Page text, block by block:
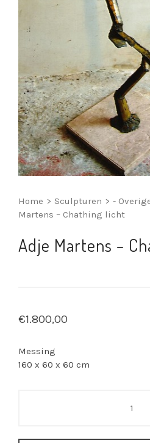
Home > Sculpturen > -
Martens – Chathing licht
Adje Martens –
€1.800,00
Messing
160 x 60 x 60 cm
Chathing